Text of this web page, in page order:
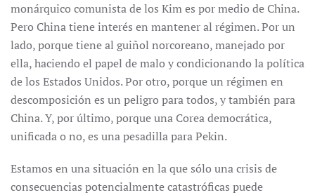
monárquico comunista de los Kim es por medio de China.
Pero China tiene interés en mantener al régimen. Por un
lado, porque tiene al guiñol norcoreano, manejado por
ella, haciendo el papel de malo y condicionando la política
de los Estados Unidos. Por otro, porque un régimen en
descomposición es un peligro para todos, y también para
China. Y, por último, porque una Corea democrática,
unificada o no, es una pesadilla para Pekin.
Estamos en una situación en la que sólo una crisis de
consecuencias potencialmente catastróficas puede